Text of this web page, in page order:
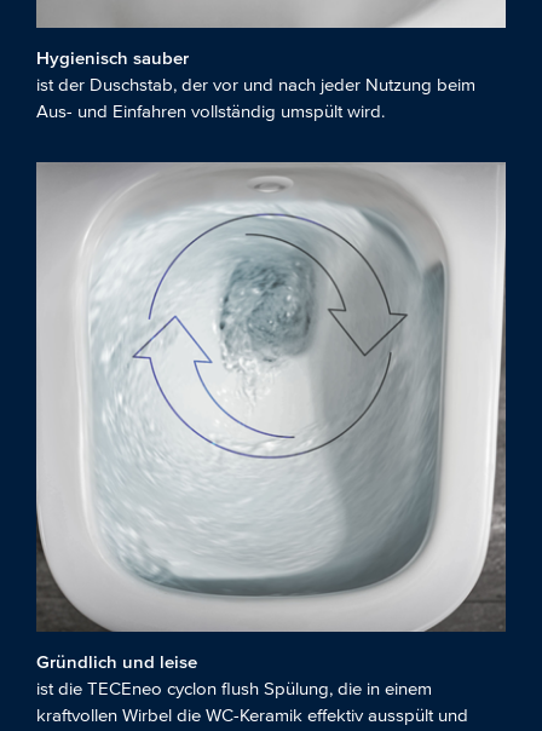
Hygienisch sauber
ist der Duschstab, der vor und nach jeder Nutzung beim
Aus- und Einfahren vollständig umspült wird.
Gründlich und leise
ist die TECEneo cyclon flush Spülung, die in einem
kraftvollen Wirbel die WC-Keramik effektiv ausspült und